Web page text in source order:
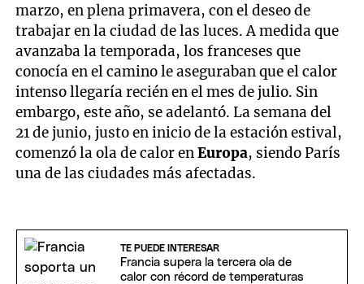
marzo, en plena primavera, con el deseo de
trabajar en la ciudad de las luces. A medida que
avanzaba la temporada, los franceses que
conocía en el camino le aseguraban que el calor
intenso llegaría recién en el mes de julio. Sin
embargo, este año, se adelantó. La semana del
21 de junio, justo en inicio de la estación estival,
comenzó la ola de calor enEuropa, siendo París
una de las ciudades más afectadas.
TE PUEDE INTERESAR
Francia supera la tercera ola de
calor con récord de temperaturas